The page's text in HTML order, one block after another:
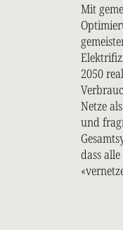
Mit
2050
Netze
und
dass